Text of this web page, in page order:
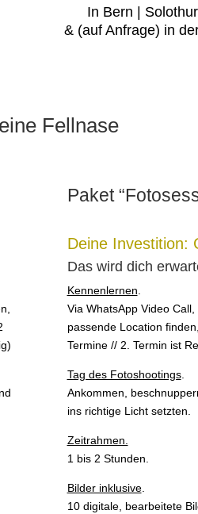
In Bern |
& (auf Anfrage) in
Fellnase
Paket
Deine Investition:
Das wird dich
Kennenlernen
Via WhatsApp Video
passende Location
Termine // 2. Termin ist
Tag des Fotoshootings.
Ankommen,
ins richtige Licht setzten.
Zeitrahmen.
1 bis 2 Stunden.
Bilder inklusive.
10 digitale, bearbeitete